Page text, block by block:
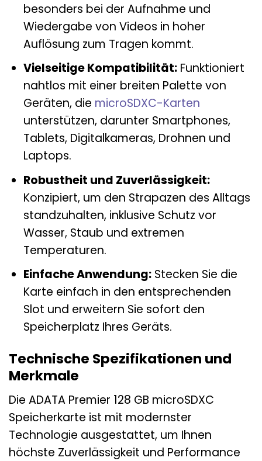
besonders bei der Aufnahme und
Wiedergabe von Videos in hoher
Auflösung zum Tragen kommt.
Vielseitige Kompatibilität:Funktioniert
nahtlos mit einer breiten Palette von
Geräten, die microSDXC-Karten
unterstützen, darunter Smartphones,
Tablets, Digitalkameras, Drohnen und
Laptops.
Robustheit und Zuverlässigkeit:
Konzipiert, um den Strapazen des Alltags
standzuhalten, inklusive Schutz vor
Wasser, Staub und extremen
Temperaturen.
Einfache Anwendung:Stecken Sie die
Karte einfach in den entsprechenden
Slot und erweitern Sie sofort den
Speicherplatz Ihres Geräts.
Technische Spezifikationen und
Merkmale
Die ADATA Premier 128 GB microSDXC
Speicherkarte ist mit modernster
Technologie ausgestattet, um Ihnen
höchste Zuverlässigkeit und Performance